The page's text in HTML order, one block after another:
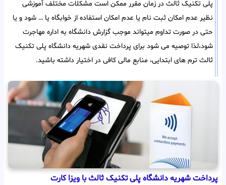
پلی تکنیک ثالث در زمان مقرر ممکن است مشکلات مختلف آموزشی
نظیر عدم امکان ثبت نام یا عدم امکان استفاده از خوابگاه یا … شود و یا
حتی در صورت تداوم میتواند موجب گزارش دانشگاه به اداره مهاجرت
شود،لذا توصیه می شود برای پرداخت نقدی شهریه دانشگاه پلی تکنیک
ثالث ترم های ابتدایی، منابع مالی کافی در اختیار داشته باشید.
پرداخت شهریه دانشگاه پلی تکنیک ثالث با ویزا کارت